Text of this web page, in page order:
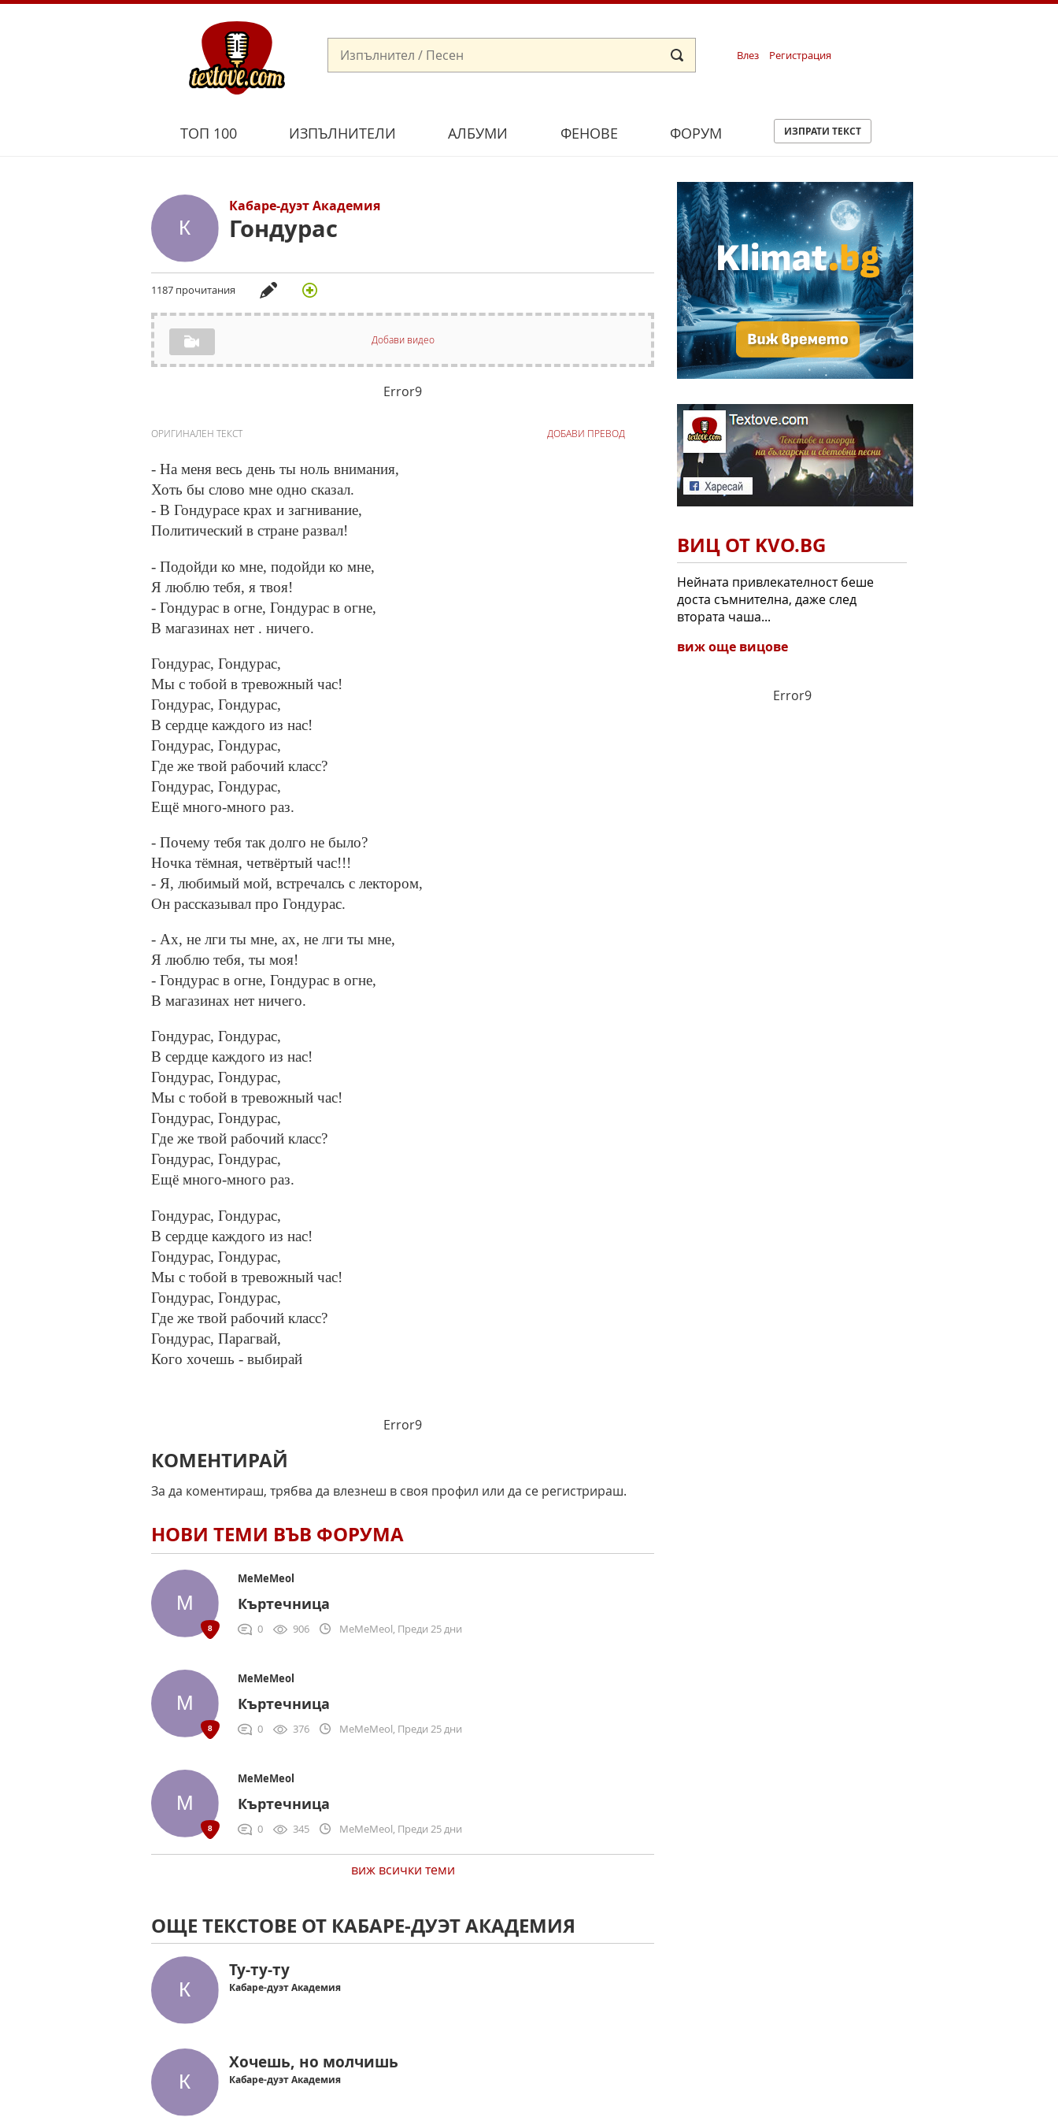
Влез Регистрация
ТОП 100 ИЗПЪЛНИТЕЛИ АЛБУМИ ФЕНОВЕ ФОРУМ ИЗПРАТИ ТЕКСТ
Кабаре-дуэт Академия
Гондурас
1187 прочитания
Добави видео
Error9
ОРИГИНАЛЕН ТЕКСТ
- На меня весь день ты ноль внимания,
Хоть бы слово мне одно сказал.
- В Гондурасе крах и загнивание,
Политический в стране развал!
- Подойди ко мне, подойди ко мне,
Я люблю тебя, я твоя!
- Гондурас в огне, Гондурас в огне,
В магазинах нет . ничего.
Гондурас, Гондурас,
Мы с тобой в тревожный час!
Гондурас, Гондурас,
В сердце каждого из нас!
Гондурас, Гондурас,
Где же твой рабочий класс?
Гондурас, Гондурас,
Ещё много-много раз.
- Почему тебя так долго не было?
Ночка тёмная, четвёртый час!!!
- Я, любимый мой, встречалсь с лектором,
Он рассказывал про Гондурас.
- Ах, не лги ты мне, ах, не лги ты мне,
Я люблю тебя, ты моя!
- Гондурас в огне, Гондурас в огне,
В магазинах нет ничего.
Гондурас, Гондурас,
В сердце каждого из нас!
Гондурас, Гондурас,
Мы с тобой в тревожный час!
Гондурас, Гондурас,
Где же твой рабочий класс?
Гондурас, Гондурас,
Ещё много-много раз.
Гондурас, Гондурас,
В сердце каждого из нас!
Гондурас, Гондурас,
Мы с тобой в тревожный час!
Гондурас, Гондурас,
Где же твой рабочий класс?
Гондурас, Парагвай,
Кого хочешь - выбирай
ДОБАВИ ПРЕВОД
Error9
КОМЕНТИРАЙ
За да коментираш, трябва да влезнеш в своя профил или да се регистрираш.
НОВИ ТЕМИ ВЪВ ФОРУМА
MeMeMeol
Къртечница
0 906 MeMeMeol, Преди 25 дни
MeMeMeol
Къртечница
0 376 MeMeMeol, Преди 25 дни
MeMeMeol
Къртечница
0 345 MeMeMeol, Преди 25 дни
виж всички теми
ОЩЕ ТЕКСТОВЕ ОТ КАБАРЕ-ДУЭТ АКАДЕМИЯ
Ту-ту-ту
Кабаре-дуэт Академия
Хочешь, но молчишь
Кабаре-дуэт Академия
ВИЦ ОТ KVO.BG
Нейната привлекателност беше
доста съмнителна, даже след
втората чаша...
виж още вицове
Error9